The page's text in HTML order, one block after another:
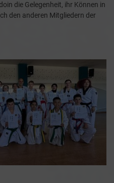
die Gelegenheit, ihr Können in
den anderen Mitgliedern der